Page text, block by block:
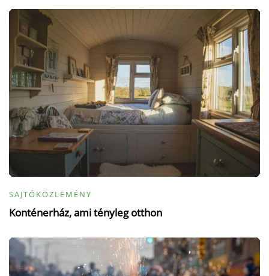
SAJTÓKÖZLEMÉNY
Konténerház, ami tényleg otthon